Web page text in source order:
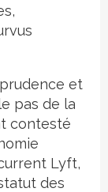
et
pas de la
contesté
Lyft,
des